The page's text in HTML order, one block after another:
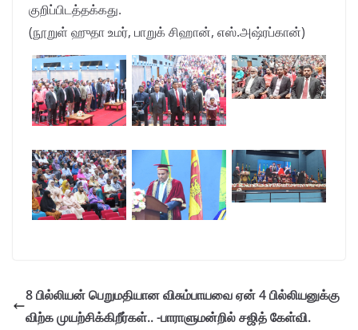
குறிப்பிடத்தக்கது.
(நூறுள் ஹுதா உமர், பாறுக் சிஹான், எஸ்.அஷ்ரப்கான்)
8 பில்லியன் பெறுமதியான விசும்பாயவை ஏன் 4 பில்லியனுக்கு
விற்க முயற்சிக்கிறீர்கள்.. -பாராளுமன்றில் சஜித் கேள்வி.